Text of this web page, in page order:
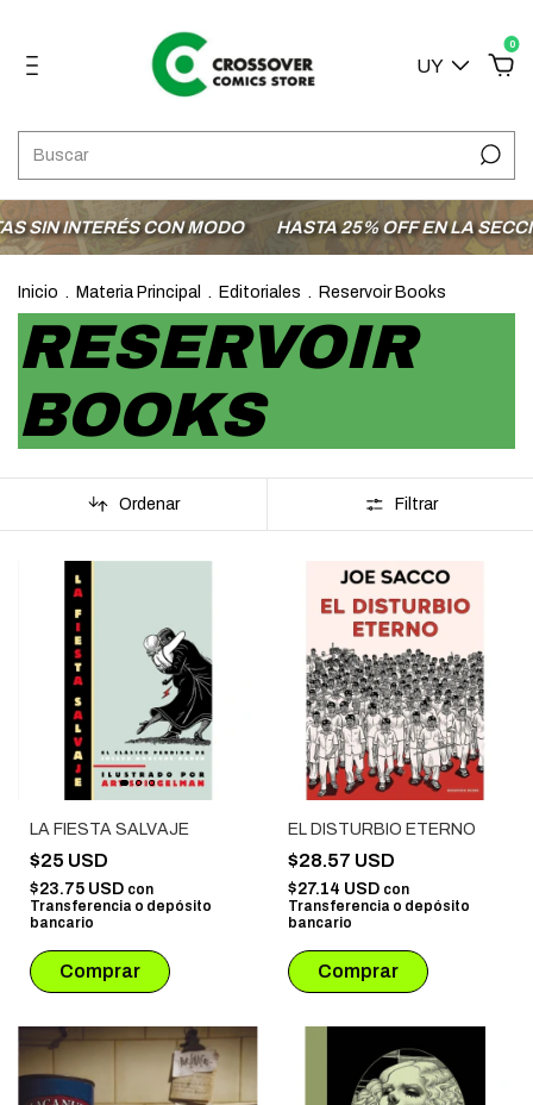
UY
0
CON MODO HASTA 25% OFF EN LA SECCIÓN
Inicio . Materia Principal . Editoriales . Reservoir Books
RESERVOIR
BOOKS
Ordenar Filtrar
LA FIESTA SALVAJE
$25 USD
$23.75 USD con
Transferencia o depósito
bancario
EL DISTURBIO ETERNO
$28.57 USD
$27.14 USD con
Transferencia o depósito
bancario